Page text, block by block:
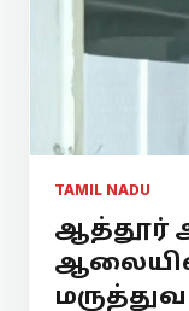
TAMIL NADU
ஆத்தூர்
ஆலையில்